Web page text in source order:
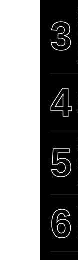
3
4
5
6